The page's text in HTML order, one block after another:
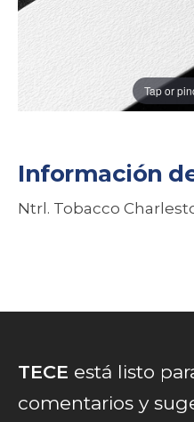
Tap or
Información
Ntrl. Tobacco
TECE está listo
comentarios y